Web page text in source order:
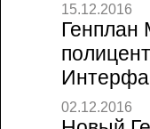
15.12.2016
Генплан
02.12.2016